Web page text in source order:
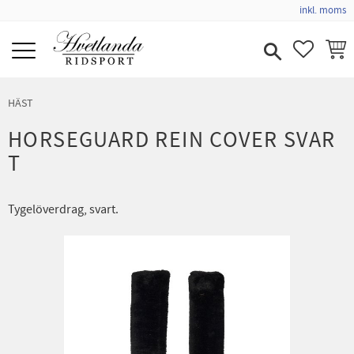
inkl. moms
HÄST
HORSEGUARD REIN COVER SVAR
T
Tygelöverdrag, svart.